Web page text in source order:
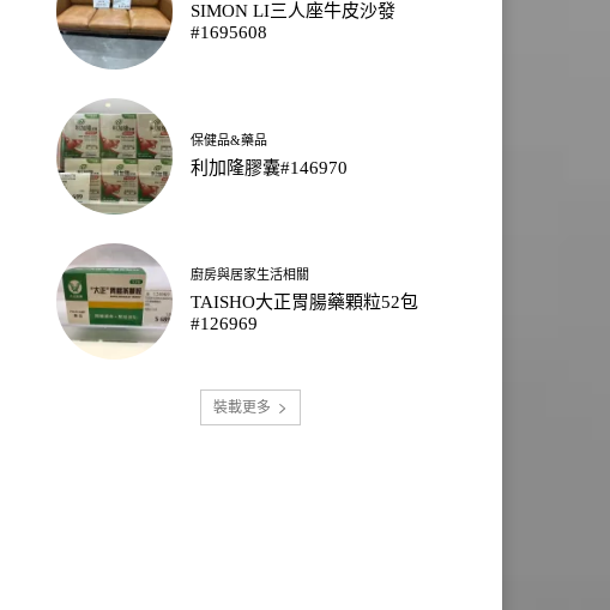
SIMON LI三人座牛皮沙發
#1695608
保健品&藥品
利加隆膠囊#146970
廚房與居家生活相關
TAISHO大正胃腸藥顆粒52包
#126969
裝載更多